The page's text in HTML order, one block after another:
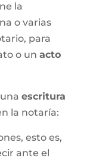
la
o varias
para
o un acto
escritura
la notaría:
esto es,
ante el